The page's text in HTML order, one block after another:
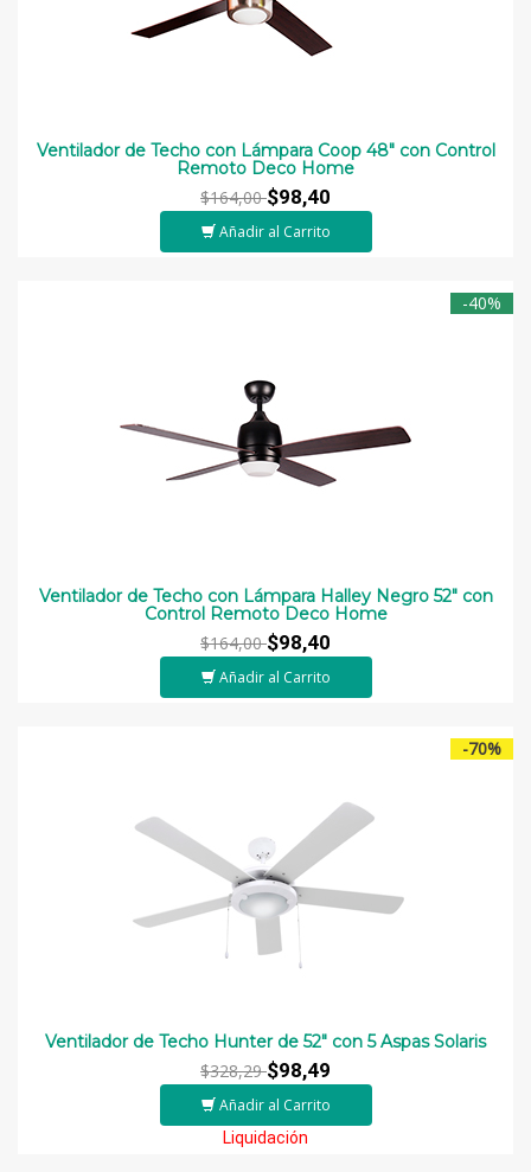
Ventilador de Techo con Lámpara Coop 48" con Control
Remoto Deco Home
$164,00$98,40
Añadir al Carrito
-40%
Ventilador de Techo con Lámpara Halley Negro 52" con
Control Remoto Deco Home
$164,00$98,40
Añadir al Carrito
-70%
Ventilador de Techo Hunter de 52" con 5 Aspas Solaris
$328,29$98,49
Añadir al Carrito
Liquidación